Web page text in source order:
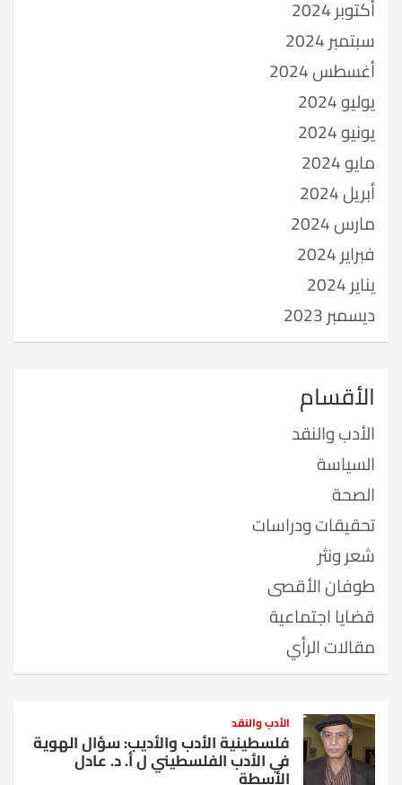
أكتوبر 2024
سبتمبر 2024
أغسطس 2024
يوليو 2024
يونيو 2024
مايو 2024
أبريل 2024
مارس 2024
فبراير 2024
يناير 2024
ديسمبر 2023
الأقسام
الأدب والنقد
السياسة
الصحة
تحقيقات ودراسات
شعر ونثر
طوفان الأقصى
قضايا اجتماعية
مقالات الرأي
الأدب والنقد
فلسطينية الأدب والأديب: سؤال الهوية
في الأدب الفلسطيني ل أ. د. عادل
الأسطة